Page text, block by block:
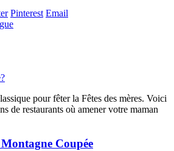
Pinterest Email
pour fêter la Fêtes des mères. Voici
de restaurants où amener votre maman
Coupée